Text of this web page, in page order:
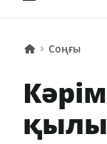
Соңғы